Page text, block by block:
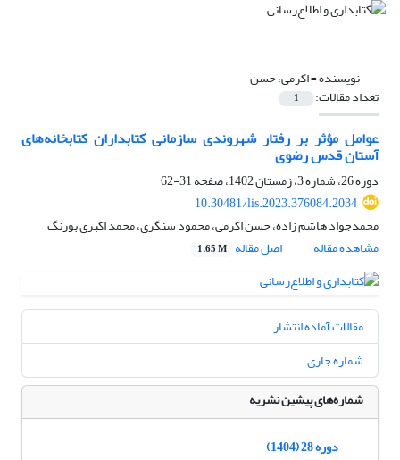
نویسنده =اکرمی، حسن
تعداد مقالات: 1
عوامل مؤثر بر رفتار شهروندی سازمانی کتابداران کتابخانه‌های
آستان قدس رضوی
دوره 26، شماره 3، زمستان 1402، صفحه
31-62
10.30481/lis.2023.376084.2034
محمدجواد هاشم زاده، حسن اکرمی، محمود سنگری، محمد اکبری بورنگ
مشاهده مقاله
اصل مقاله 1.65 M
مقالات آماده انتشار
شماره جاری
شماره‌های پیشین نشریه
دوره 28 (1404)